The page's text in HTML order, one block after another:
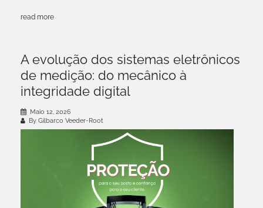
read more
A evolução dos sistemas eletrônicos
de medição: do mecânico à
integridade digital
Maio 12, 2026
By Gilbarco Veeder-Root